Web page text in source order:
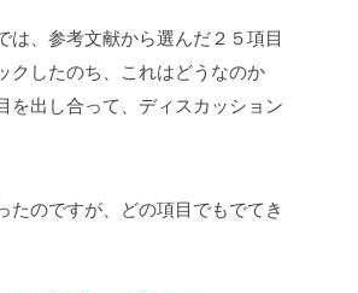
は、参考文献から選んだ２５項目
クしたのち、これはどうなのか
を出し合って、ディスカッション
たのですが、どの項目でもでてき